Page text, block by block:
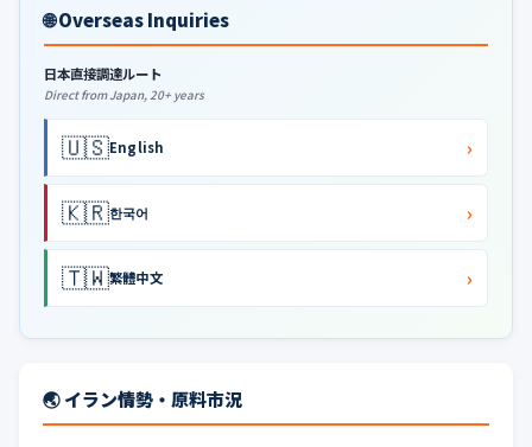
🌐 Overseas Inquiries
日本直接調達ルート
Direct from Japan, 20+ years
🇺🇸English ›
🇰🇷한국어 ›
🇹🇼繁體中文 ›
🌏 イラン情勢・原料市況